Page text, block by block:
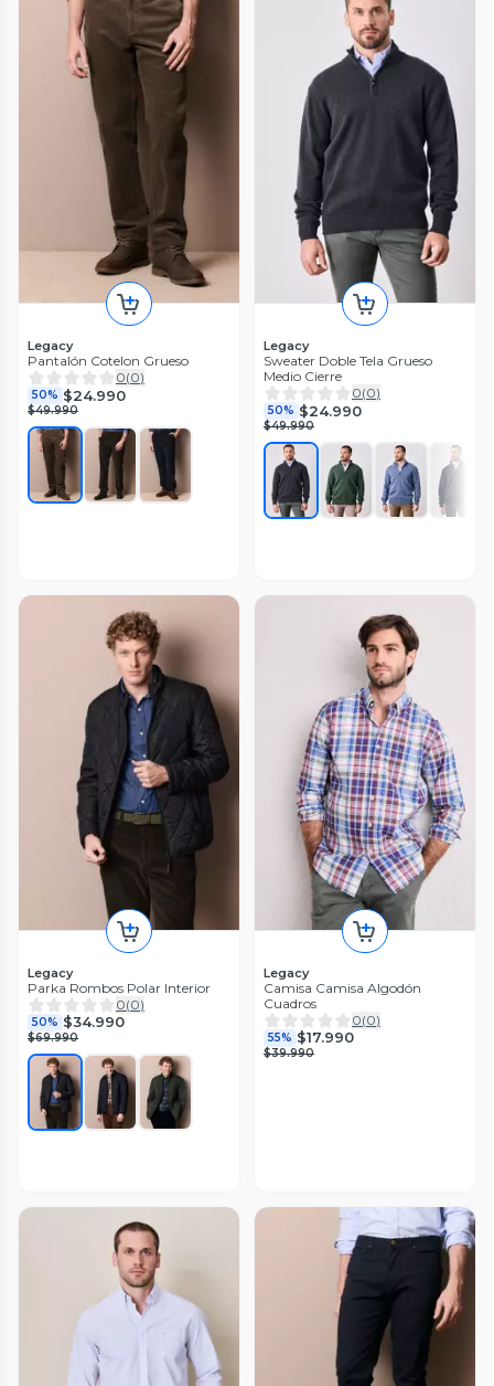
Legacy
Pantalón Cotelon Grueso
0(0)
50% $24.990
$49.990
Legacy
Sweater Doble Tela Grueso
Medio Cierre
0(0)
50% $24.990
$49.990
Legacy
Parka Rombos Polar Interior
0(0)
50% $34.990
$69.990
Legacy
Camisa Camisa Algodón
Cuadros
0(0)
55% $17.990
$39.990